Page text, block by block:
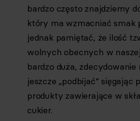
bardzo często znajdziemy
który ma wzmacniać smak
jednak pamiętać, że ilość
wolnych obecnych w
bardzo duża,
jeszcze „podbijać” sięgając
produkty zawierające w
cukier.